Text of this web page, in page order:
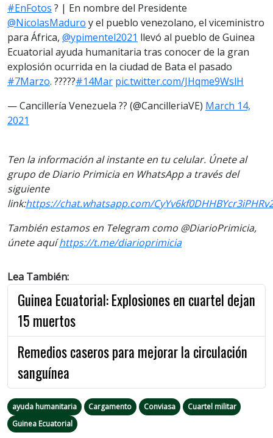
#EnFotos ? | En nombre del Presidente
@NicolasMaduro y el pueblo venezolano, el viceministro
para África, @ypimentel2021 llevó al pueblo de Guinea
Ecuatorial ayuda humanitaria tras conocer de la gran
explosión ocurrida en la ciudad de Bata el pasado
#7Marzo. ?????#14Mar pic.twitter.com/JHqme9WslH
— Cancillería Venezuela ?? (@CancilleriaVE) March 14,
2021
Ten la información al instante en tu celular. Únete al
grupo de Diario Primicia en WhatsApp a través del
siguiente
link:https://chat.whatsapp.com/
También estamos en Telegram como @DiarioPrimicia,
únete aquíhttps://t.me/diarioprimicia
Lea También:
Guinea Ecuatorial: Explosiones en cuartel dejan
15 muertos
Remedios caseros para mejorar la circulación
sanguínea
ayuda humanitaria Cargamento Conviasa
Cuartel militar
Guinea Ecuatorial